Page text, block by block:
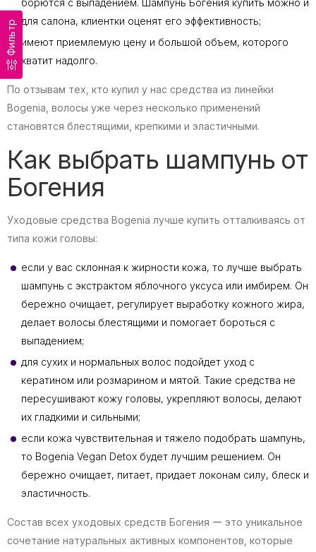
Фильтр
борются с выпадением. Шампунь Богения купить можно и
для салона, клиентки оценят его эффективность;
имеют приемлемую цену и большой объем, которого
хватит надолго.
По отзывам тех, кто купил у нас средства из линейки
Bogenia, волосы уже через несколько применений
становятся блестящими, крепкими и эластичными.
Как выбрать шампунь от
Богения
Уходовые средства Bogenia лучше купить отталкиваясь от
типа кожи головы:
если у вас склонная к жирности кожа, то лучше выбрать
шампунь с экстрактом яблочного уксуса или имбирем. Он
бережно очищает, регулирует выработку кожного жира,
делает волосы блестящими и помогает бороться с
выпадением;
для сухих и нормальных волос подойдет уход с
кератином или розмарином и мятой. Такие средства не
пересушивают кожу головы, укрепляют волосы, делают
их гладкими и сильными;
если кожа чувствительная и тяжело подобрать шампунь,
то Bogenia Vegan Detox будет лучшим решением. Он
бережно очищает, питает, придает локонам силу, блеск и
эластичность.
Состав всех уходовых средств Богения ー это уникальное
сочетание натуральных активных компонентов, которые